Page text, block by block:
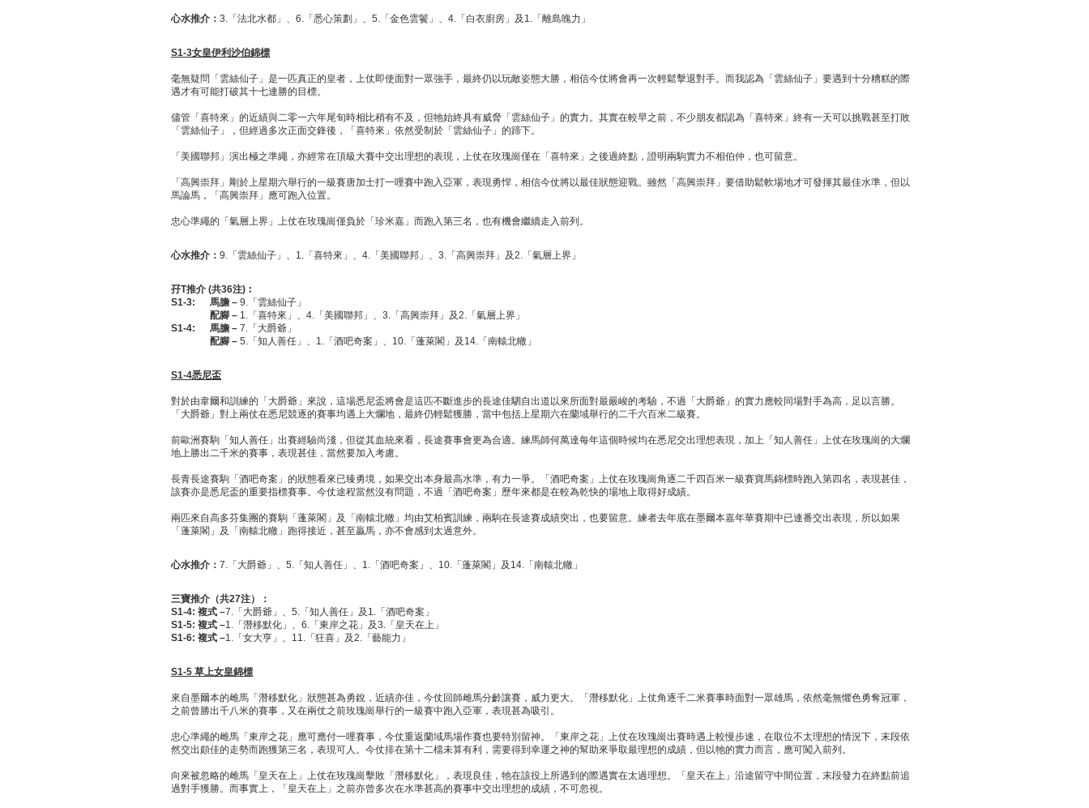
心水推介： 3.「法北水都」、6.「悉心策劃」、5.「金色雲鬢」、4.「白衣廚房」及1.「離島魄力」
S1-3女皇伊利沙伯錦標
毫無疑問「雲絲仙子」是一匹真正的皇者，上仗即使面對一眾強手，最終仍以玩敵姿態大勝，相信今仗將會再一次輕鬆擊退對手。而我認為「雲絲仙子」要遇到十分糟糕的際
遇才有可能打破其十七連勝的目標。
儘管「喜特來」的近績與二零一六年尾旬時相比稍有不及，但牠始終具有威脅「雲絲仙子」的實力。其實在較早之前，不少朋友都認為「喜特來」終有一天可以挑戰甚至打敗
「雲絲仙子」，但經過多次正面交鋒後，「喜特來」依然受制於「雲絲仙子」的蹄下。
「美國聯邦」演出極之準繩，亦經常在頂級大賽中交出理想的表現，上仗在玫瑰崗僅在「喜特來」之後過終點，證明兩駒實力不相伯仲，也可留意。
「高興崇拜」剛於上星期六舉行的一級賽唐加士打一哩賽中跑入亞軍，表現勇悍，相信今仗將以最佳狀態迎戰。雖然「高興崇拜」要借助鬆軟場地才可發揮其最佳水準，但以
馬論馬，「高興崇拜」應可跑入位置。
忠心準繩的「氣層上界」上仗在玫瑰崗僅負於「珍米嘉」而跑入第三名，也有機會繼續走入前列。
心水推介： 9.「雲絲仙子」、1.「喜特來」、4.「美國聯邦」、3.「高興崇拜」及2.「氣層上界」
孖T推介 (共36注) ︰
S1-3: 馬膽 – 9.「雲絲仙子」
配腳 – 1.「喜特來」、4.「美國聯邦」、3.「高興崇拜」及2.「氣層上界」
S1-4: 馬膽 – 7.「大爵爺」
配腳 – 5.「知人善任」、1.「酒吧奇案」、10.「蓬萊閣」及14.「南轅北轍」
S1-4悉尼盃
對於由韋爾和訓練的「大爵爺」來說，這場悉尼盃將會是這匹不斷進步的長途佳駟自出道以來所面對最嚴峻的考驗，不過「大爵爺」的實力應較同場對手為高，足以言勝。
「大爵爺」對上兩仗在悉尼競逐的賽事均遇上大爛地，最終仍輕鬆獲勝，當中包括上星期六在蘭域舉行的二千六百米二級賽。
前歐洲賽駒「知人善任」出賽經驗尚淺，但從其血統來看，長途賽事會更為合適。練馬師何萬達每年這個時候均在悉尼交出理想表現，加上「知人善任」上仗在玫瑰崗的大爛
地上勝出二千米的賽事，表現甚佳，當然要加入考慮。
長青長途賽駒「酒吧奇案」的狀態看來已臻勇境，如果交出本身最高水準，有力一爭。「酒吧奇案」上仗在玫瑰崗角逐二千四百米一級賽寶馬錦標時跑入第四名，表現甚佳，
該賽亦是悉尼盃的重要指標賽事。今仗途程當然沒有問題，不過「酒吧奇案」歷年來都是在較為乾快的場地上取得好成績。
兩匹來自高多芬集團的賽駒「蓬萊閣」及「南轅北轍」均由艾柏賓訓練，兩駒在長途賽成績突出，也要留意。練者去年底在墨爾本嘉年華賽期中已連番交出表現，所以如果
「蓬萊閣」及「南轅北轍」跑得接近，甚至贏馬，亦不會感到太過意外。
心水推介： 7.「大爵爺」、5.「知人善任」、1.「酒吧奇案」、10.「蓬萊閣」及14.「南轅北轍」
三寶推介（共27注）：
S1-4: 複式 –7.「大爵爺」、5.「知人善任」及1.「酒吧奇案」
S1-5: 複式 –1.「潛移默化」、6.「東岸之花」及3.「皇天在上」
S1-6: 複式 –1.「女大亨」、11.「狂喜」及2.「藝能力」
S1-5 草上女皇錦標
來自墨爾本的雌馬「潛移默化」狀態甚為勇銳，近績亦佳，今仗回師雌馬分齡讓賽，威力更大。「潛移默化」上仗角逐千二米賽事時面對一眾雄馬，依然毫無懼色勇奪冠軍，
之前曾勝出千八米的賽事，又在兩仗之前玫瑰崗舉行的一級賽中跑入亞軍，表現甚為吸引。
忠心準繩的雌馬「東岸之花」應可應付一哩賽事，今仗重返蘭域馬場作賽也要特別留神。「東岸之花」上仗在玫瑰崗出賽時遇上較慢步速，在取位不太理想的情況下，末段依
然交出頗佳的走勢而跑獲第三名，表現可人。今仗排在第十二檔未算有利，需要得到幸運之神的幫助來爭取最理想的成績，但以牠的實力而言，應可闖入前列。
向來被忽略的雌馬「皇天在上」上仗在玫瑰崗擊敗「潛移默化」，表現良佳，牠在該役上所遇到的際遇實在太過理想。「皇天在上」沿途留守中間位置，末段發力在終點前追
過對手獲勝。而事實上，「皇天在上」之前亦曾多次在水準甚高的賽事中交出理想的成績，不可忽視。